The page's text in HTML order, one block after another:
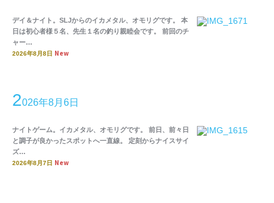
デイ＆ナイト。SLJからのイカメタル、オモリグです。 本
日は初心者様５名、先生１名の釣り親睦会です。 前回のチ
ャー…
2026年8月8日 New
2026年8月6日
ナイトゲーム。イカメタル、オモリグです。 前日、前々日
と調子が良かったスポットへ一直線。 定刻からナイスサイ
ズ…
2026年8月7日 New